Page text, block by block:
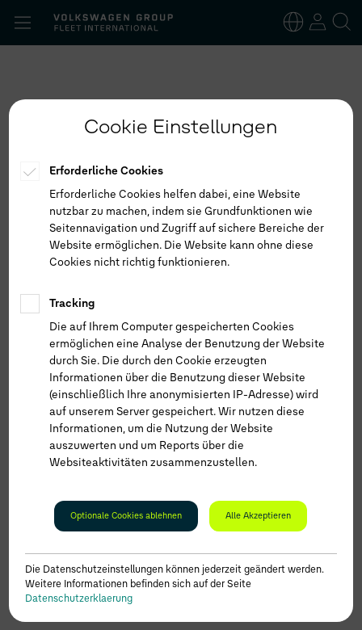
Cookie Einstellungen
Erforderliche Cookies
Erforderliche Cookies helfen dabei, eine Website
nutzbar zu machen, indem sie Grundfunktionen wie
Seitennavigation und Zugriff auf sichere Bereiche der
Website ermöglichen. Die Website kann ohne diese
Cookies nicht richtig funktionieren.
Tracking
Die auf Ihrem Computer gespeicherten Cookies
ermöglichen eine Analyse der Benutzung der Website
durch Sie. Die durch den Cookie erzeugten
Informationen über die Benutzung dieser Website
(einschließlich Ihre anonymisierten IP-Adresse) wird
auf unserem Server gespeichert. Wir nutzen diese
Informationen, um die Nutzung der Website
auszuwerten und um Reports über die
Websiteaktivitäten zusammenzustellen.
Optionale Cookies ablehnen Alle Akzeptieren
Die Datenschutzeinstellungen können jederzeit geändert werden.
Weitere Informationen befinden sich auf der Seite
Datenschutzerklaerung
nach:
|
2022_Audi_Q8etron